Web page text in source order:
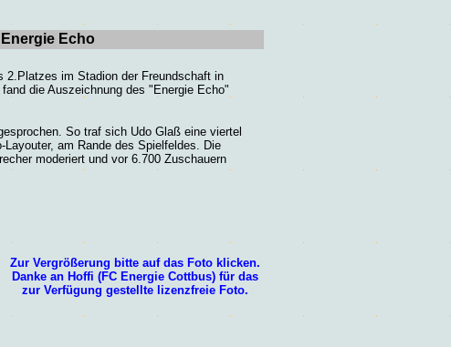
Echo
2.Platzes im Stadion der Freundschaft in
die Auszeichnung des "Energie Echo"
So traf sich Udo Glaß eine viertel
am Rande des Spielfeldes. Die
moderiert und vor 6.700 Zuschauern
Zur Vergrößerung bitte auf das Foto klicken.
Danke an Hoffi (FC Energie Cottbus)für das
zur Verfügung gestellte lizenzfreie Foto.